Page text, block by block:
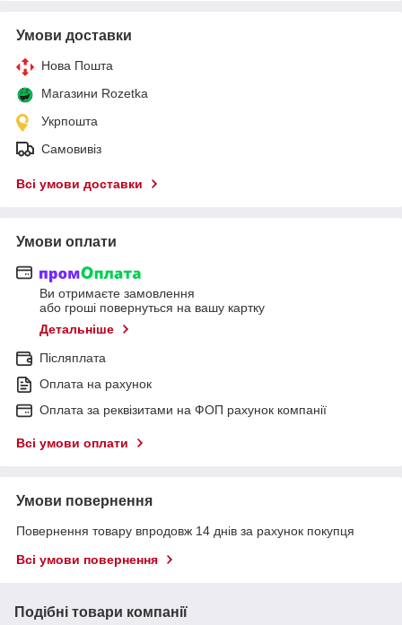
Умови доставки
Нова Пошта
Магазини Rozetka
Укрпошта
Самовивіз
Всі умови доставки
Умови оплати
Ви отримаєте замовлення
або гроші повернуться на вашу картку
Детальніше
Післяплата
Оплата на рахунок
Оплата за реквізитами на ФОП рахунок компанії
Всі умови оплати
Умови повернення
Повернення товару впродовж 14 днів за рахунок покупця
Всі умови повернення
Подібні товари компанії